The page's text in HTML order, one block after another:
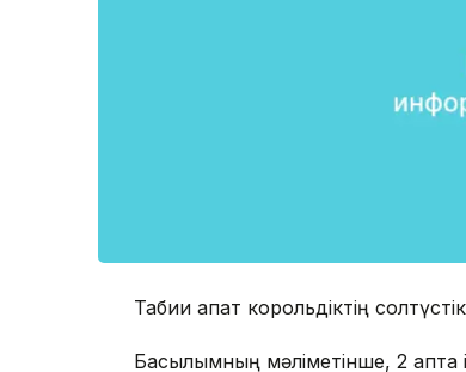
Табиғи апат корольдіктің
Басылымның мәліметінше, 2 апта